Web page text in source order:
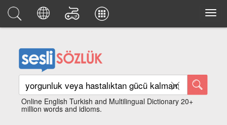
Online English Turkish and Multilingual Dictionary 20+
million words and idioms.